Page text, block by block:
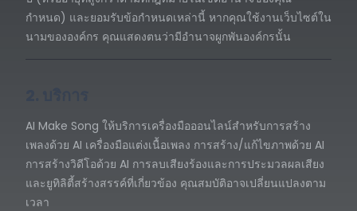
กำหนด) และยอมรับข้อกำหนดเหล่านี้ หากคุณใช้งานเว็บไซต์ใน
นามขององค์กร คุณแสดงตนว่ามีอำนาจผูกพันองค์กรนั้น
AI Make Song ให้บริการเครื่องมือออนไลน์สำหรับการสร้าง
เพลงด้วย AI เครื่องมือแต่งเนื้อเพลง การสร้าง/แก้ไขภาพด้วย AI
การสร้างวิดีโอด้วย AI การลบเสียงร้องและการประมวลผลเสียง
และยูทิลิตี้สร้างสรรค์ที่เกี่ยวข้อง คุณสมบัติอาจเปลี่ยนแปลงตาม
เวลา